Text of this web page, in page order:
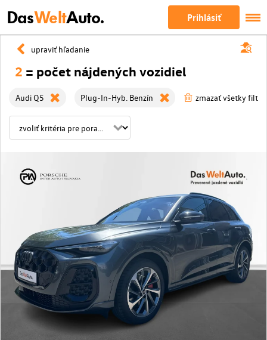
DasWeltAuto. Prihlásiť
upraviť hľadanie
2 = počet nájdených vozidiel
Audi Q5 Plug-In-Hyb. Benzín zmazať všetky filtre